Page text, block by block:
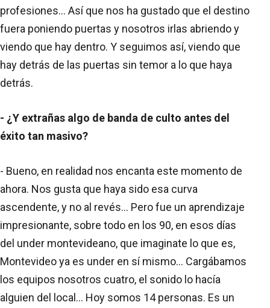
profesiones… Así que nos ha gustado que el destino
fuera poniendo puertas y nosotros irlas abriendo y
viendo que hay dentro. Y seguimos así, viendo que
hay detrás de las puertas sin temor a lo que haya
detrás.
- ¿Y extrañas algo de banda de culto antes del
éxito tan masivo?
- Bueno, en realidad nos encanta este momento de
ahora. Nos gusta que haya sido esa curva
ascendente, y no al revés… Pero fue un aprendizaje
impresionante, sobre todo en los 90, en esos días
del under montevideano, que imaginate lo que es,
Montevideo ya es under en sí mismo… Cargábamos
los equipos nosotros cuatro, el sonido lo hacía
alguien del local… Hoy somos 14 personas. Es un